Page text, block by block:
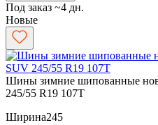
Под заказ ~4 дн.
Новые
Шины зимние шипованные
245/55 R19 107T
Ширина245